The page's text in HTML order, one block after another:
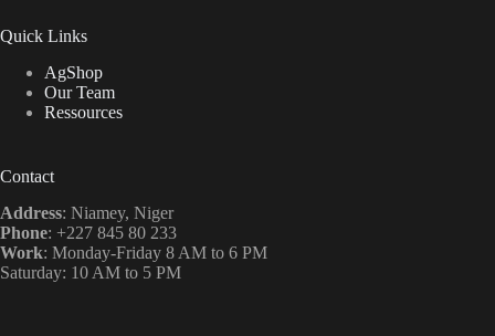
Quick Links
AgShop
Our Team
Ressources
Contact
Address: Niamey, Niger
Phone: +227 845 80 233
Work: Monday-Friday 8 AM to 6 PM
Saturday: 10 AM to 5 PM